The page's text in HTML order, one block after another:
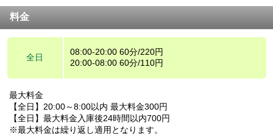
料金
全日
08:00-20:00 60分/220円
20:00-08:00 60分/110円
最大料金
【全日】20:00～8:00以内 最大料金300円
【全日】最大料金入庫後24時間以内700円
※最大料金は繰り返し適用となります。